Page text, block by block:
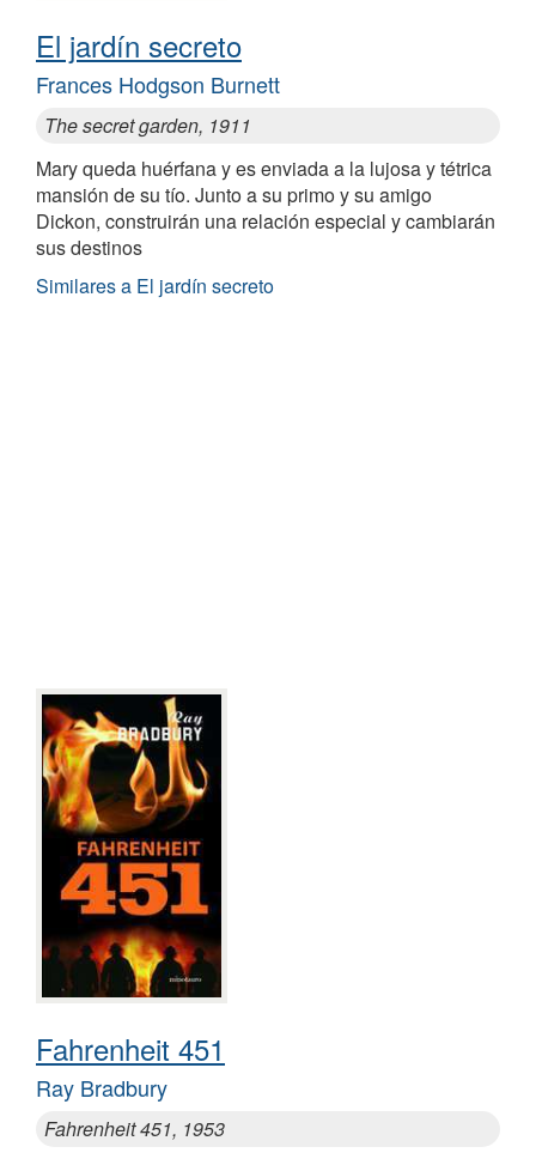
El jardín secreto
Frances Hodgson Burnett
The secret garden, 1911
Mary queda huérfana y es enviada a la lujosa y tétrica
mansión de su tío. Junto a su primo y su amigo
Dickon, construirán una relación especial y cambiarán
sus destinos
Similares a El jardín secreto
Fahrenheit 451
Ray Bradbury
Fahrenheit 451, 1953